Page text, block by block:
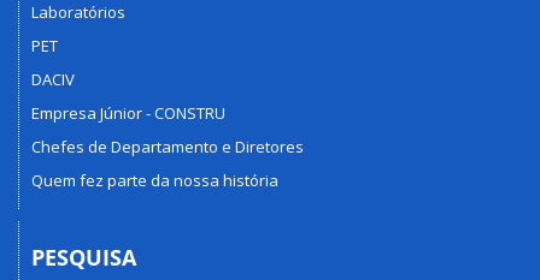
Laboratórios
PET
DACIV
Empresa Júnior - CONSTRU
Chefes de Departamento e Diretores
Quem fez parte da nossa história
PESQUISA